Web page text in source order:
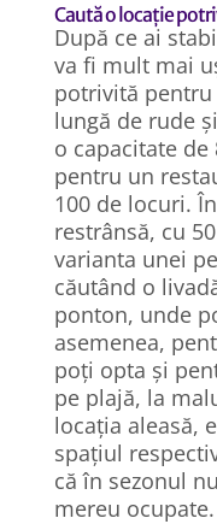
Caută o locație
După ce ai
va fi mult mai
potrivită pentru
lungă de rude
o capacitate
pentru un
100 de locuri.
restrânsă, cu
varianta unei
căutând o
ponton, unde
asemenea,
poți opta și
pe plajă, la
locația aleasă,
spațiul
că în sezonul
mereu ocupate.